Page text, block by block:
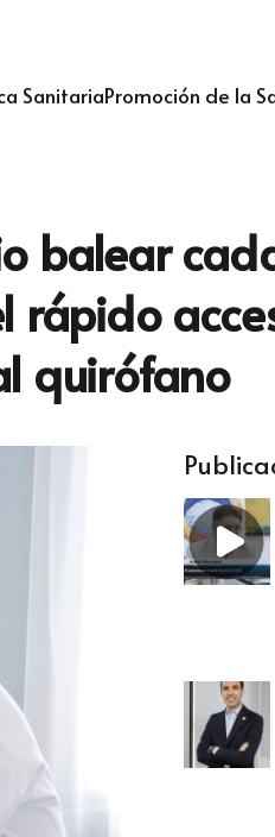
SanitariaPromoción de la
balear
rápido
quirófano